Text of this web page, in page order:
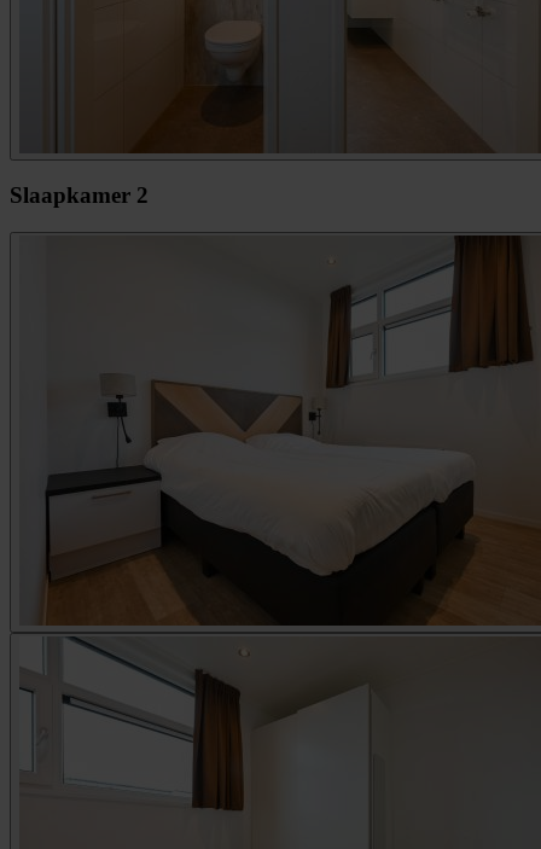
Slaapkamer 2